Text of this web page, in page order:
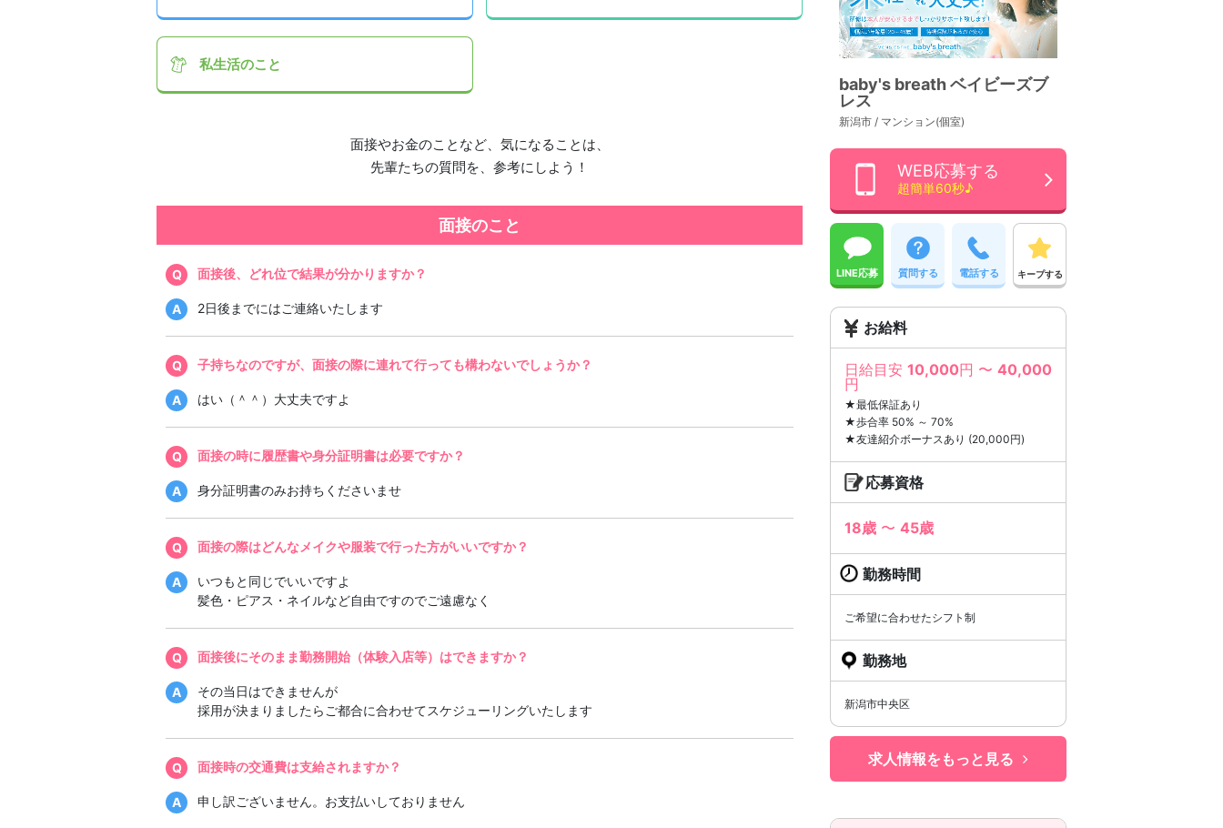
私生活のこと
面接やお金のことなど、気になることは、
先輩たちの質問を、参考にしよう！
面接のこと
面接後、どれ位で結果が分かりますか？
2日後までにはご連絡いたします
子持ちなのですが、面接の際に連れて行っても構わないでしょうか？
はい（＾＾）大丈夫ですよ
面接の時に履歴書や身分証明書は必要ですか？
身分証明書のみお持ちくださいませ
面接の際はどんなメイクや服装で行った方がいいですか？
いつもと同じでいいですよ
髪色・ピアス・ネイルなど自由ですのでご遠慮なく
面接後にそのまま勤務開始（体験入店等）はできますか？
その当日はできませんが
採用が決まりましたらご都合に合わせてスケジューリングいたします
面接時の交通費は支給されますか？
申し訳ございません。お支払いしておりません
baby's breath ベイビーズブ
レス
新潟市 / マンション(個室)
WEB応募する
超簡単60秒♪
LINE応募 質問する 電話する キープする
お給料
日給目安 10,000円 〜 40,000
円
★最低保証あり
★歩合率 50% ～ 70%
★友達紹介ボーナスあり (20,000円)
応募資格
18歳 〜 45歳
勤務時間
ご希望に合わせたシフト制
勤務地
新潟市中央区
求人情報をもっと見る